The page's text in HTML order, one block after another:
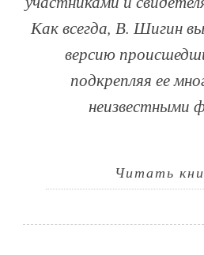
Как всегда, В. Шигин
версию
подкрепляя ее
неизвестными
Читать